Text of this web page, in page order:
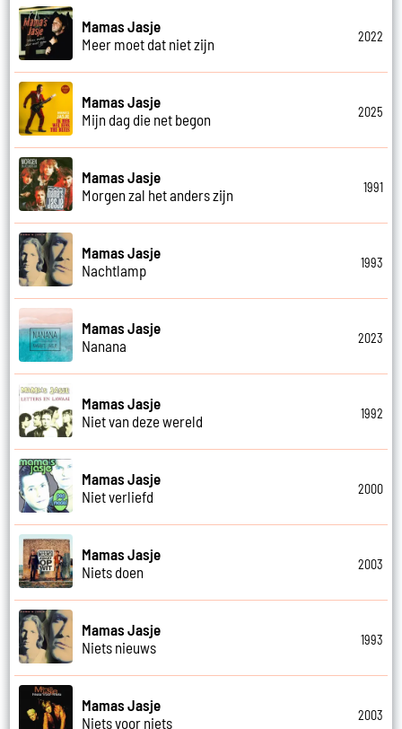
Mamas Jasje
Meer moet dat niet zijn
2022
Mamas Jasje
Mijn dag die net begon
2025
Mamas Jasje
Morgen zal het anders zijn
1991
Mamas Jasje
Nachtlamp
1993
Mamas Jasje
Nanana
2023
Mamas Jasje
Niet van deze wereld
1992
Mamas Jasje
Niet verliefd
2000
Mamas Jasje
Niets doen
2003
Mamas Jasje
Niets nieuws
1993
Mamas Jasje
Niets voor niets
2003